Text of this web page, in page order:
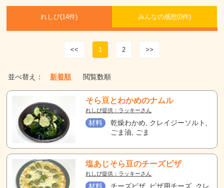
れしぴ(14件) みんなの感想(0件)
<< 1 2 >>
並べ替え： 新着順 閲覧数順
そら豆とわかめのナムル
れしぴ提供：ラッキーさん
材料
乾燥わかめ, クレイジーソルト,
ごま油, ごま
塩あじそら豆のチーズピザ
れしぴ提供：ラッキーさん
材料
チーズピザ, ピザ用チーズ, クレ